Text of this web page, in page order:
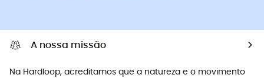
A nossa missão
Na Hardloop, acreditamos que a natureza e o movimento